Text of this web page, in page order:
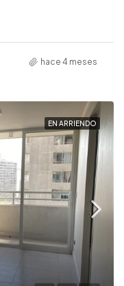
hace 4 meses
EN ARRIENDO